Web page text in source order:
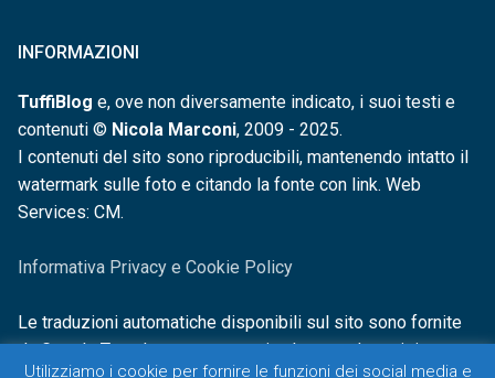
INFORMAZIONI
TuffiBlog e, ove non diversamente indicato, i suoi testi e
contenuti © Nicola Marconi, 2009 - 2025.
I contenuti del sito sono riproducibili, mantenendo intatto il
watermark sulle foto e citando la fonte con link. Web
Services: CM.
Informativa Privacy e Cookie Policy
Le traduzioni automatiche disponibili sul sito sono fornite
da Google Translate e non sono in alcun modo revisionate o
Utilizziamo i cookie per fornire le funzioni dei social media e